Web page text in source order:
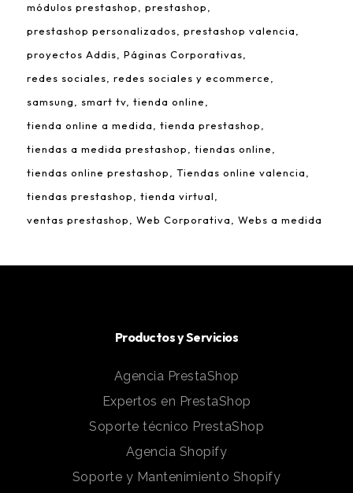
módulos prestashop
prestashop
prestashop personalizados
prestashop valencia
proyectos Addis
Páginas Corporativas
redes sociales
redes sociales y ecommerce
samsung
smart tv tienda online
tienda online a medida
tienda prestashop
tiendas a medida prestashop
tiendas online
tiendas online prestashop
Tiendas online valencia
tiendas prestashop
tienda virtual
ventas prestashop
Web Corporativa Webs a medida
Productos y Servicios
Agencia PrestaShop
Expertos en PrestaShop
Soporte técnico PrestaShop
Agencia Shopify
Soporte y Mantenimiento Shopify